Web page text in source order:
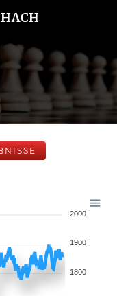
2000
1900
1800